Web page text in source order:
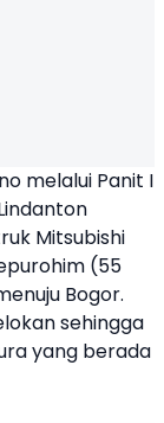
melalui Panit I
Mitsubishi
(55
Bogor.
sehingga
yang berada